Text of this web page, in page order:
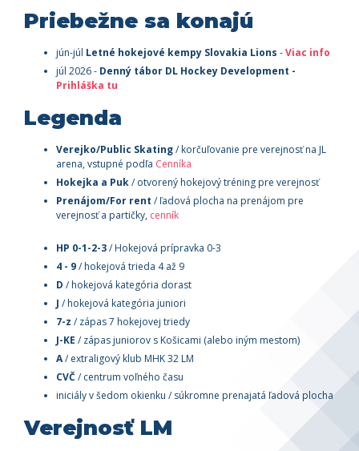
Priebežne sa konajú
jún-júl Letné hokejové kempy Slovakia Lions -Viac info
júl 2026 - Denný tábor DL Hockey Development -
Prihláška tu
Legenda
Verejko/Public Skating/ korčuľovanie pre verejnosť na JL
arena, vstupné podľa Cenníka
Hokejka a Puk/ otvorený hokejový tréning pre verejnosť
Prenájom/For rent / ľadová plocha na prenájom pre
verejnosť a partičky, cenník
HP 0-1-2-3/ Hokejová prípravka 0-3
4 - 9/ hokejová trieda 4 až 9
D / hokejová kategória dorast
J / hokejová kategória juniori
7-z / zápas 7 hokejovej triedy
J-KE / zápas juniorov s Košicami (alebo iným mestom)
A/ extraligový klub MHK 32 LM
CVČ / centrum voľného času
iniciály v šedom okienku / súkromne prenajatá ľadová plocha
Verejnosť LM